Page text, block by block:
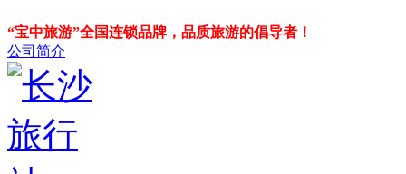
“宝中旅游”全国连锁品牌，品质旅游的倡导者！
公司简介